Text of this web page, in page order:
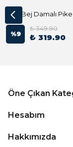
Açık Bej Damalı
%9
₺ 349.90
₺ 319.90
Öne Çıkan
Hesabım
Hakkımızda